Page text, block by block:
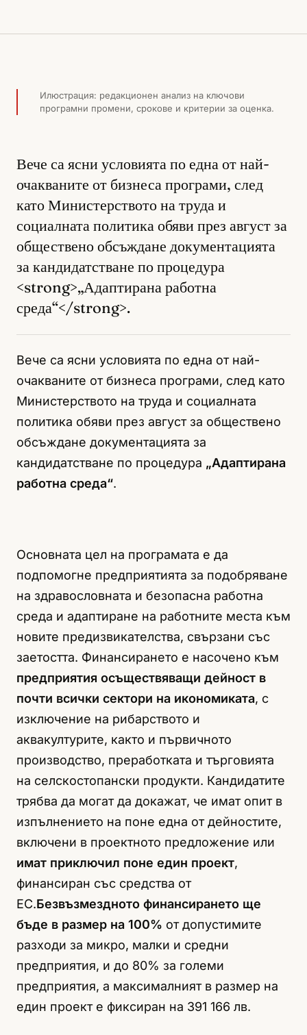
Илюстрация: редакционен анализ на ключови
програмни промени, срокове и критерии за оценка.
Вече са ясни условията по една от най-
очакваните от бизнеса програми, след
като Министерството на труда и
социалната политика обяви през август за
обществено обсъждане документацията
за кандидатстване по процедура
<strong>„Адаптирана работна
среда“</strong>.
Вече са ясни условията по една от най-
очакваните от бизнеса програми, след като
Министерството на труда и социалната
политика обяви през август за обществено
обсъждане документацията за
кандидатстване по процедура „Адаптирана
работна среда“.
Основната цел на програмата е да
подпомогне предприятията за подобряване
на здравословната и безопасна работна
среда и адаптиране на работните места към
новите предизвикателства, свързани със
заетостта. Финансирането е насочено към
предприятия осъществяващи дейност в
почти всички сектори на икономиката, с
изключение на рибарството и
аквакултурите, както и първичното
производство, преработката и търговията
на селскостопански продукти. Кандидатите
трябва да могат да докажат, че имат опит в
изпълнението на поне една от дейностите,
включени в проектното предложение или
имат приключил поне един проект,
финансиран със средства от
ЕС.Безвъзмездното финансирането ще
бъде в размер на 100% от допустимите
разходи за микро, малки и средни
предприятия, и до 80% за големи
предприятия, а максималният в размер на
един проект е фиксиран на 391 166 лв.